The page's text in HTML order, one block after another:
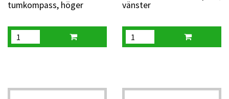
tumkompass, höger
vänster